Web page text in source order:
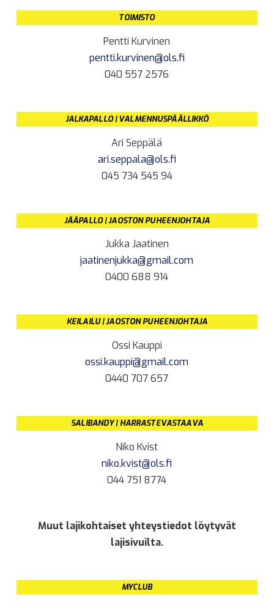
TOIMISTO
Pentti Kurvinen
pentti.kurvinen@ols.fi
040 557 2576
JALKAPALLO | VALMENNUSPÄÄLLIKKÖ
Ari Seppälä
ari.seppala@ols.fi
045 734 545 94
JÄÄPALLO | JAOSTON PUHEENJOHTAJA
Jukka Jaatinen
jaatinenjukka@gmail.com
0400 688 914
KEILAILU | JAOSTON PUHEENJOHTAJA
Ossi Kauppi
ossi.kauppi@gmail.com
0440 707 657
SALIBANDY | HARRASTEVASTAAVA
Niko Kvist
niko.kvist@ols.fi
044 751 8774
Muut lajikohtaiset yhteystiedot löytyvät
lajisivuilta.
MYCLUB